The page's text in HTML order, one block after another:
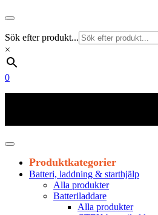
Sök efter produkt...
×
0
Produktkategorier
Batteri, laddning & starthjälp
Alla produkter
Batteriladdare
Alla produkter